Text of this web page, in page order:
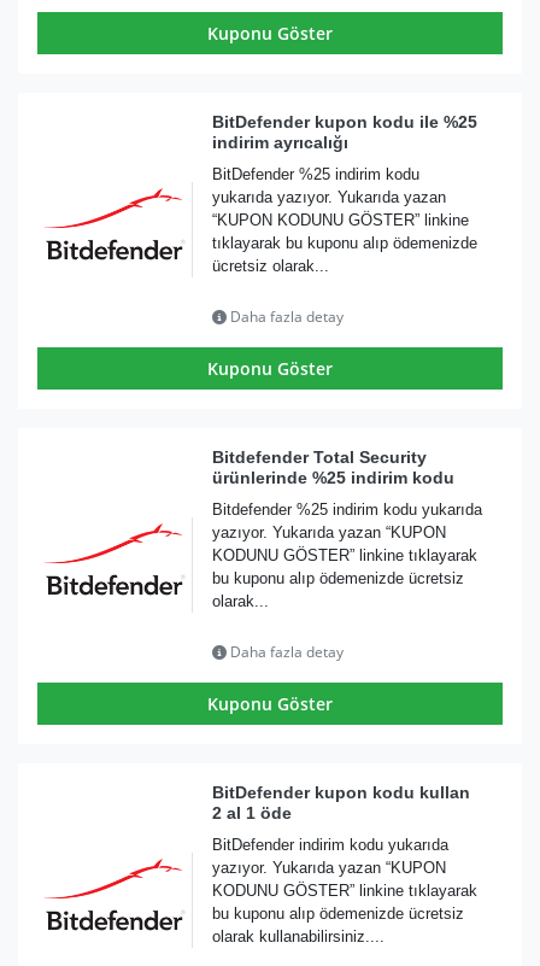
Kuponu Göster
BitDefender kupon kodu ile %25
indirim ayrıcalığı
BitDefender %25 indirim kodu
yukarıda yazıyor. Yukarıda yazan
“KUPON KODUNU GÖSTER” linkine
tıklayarak bu kuponu alıp ödemenizde
ücretsiz olarak...
Daha fazla detay
Kuponu Göster
Bitdefender Total Security
ürünlerinde %25 indirim kodu
Bitdefender %25 indirim kodu yukarıda
yazıyor. Yukarıda yazan “KUPON
KODUNU GÖSTER” linkine tıklayarak
bu kuponu alıp ödemenizde ücretsiz
olarak...
Daha fazla detay
Kuponu Göster
BitDefender kupon kodu kullan
2 al 1 öde
BitDefender indirim kodu yukarıda
yazıyor. Yukarıda yazan “KUPON
KODUNU GÖSTER” linkine tıklayarak
bu kuponu alıp ödemenizde ücretsiz
olarak kullanabilirsiniz....